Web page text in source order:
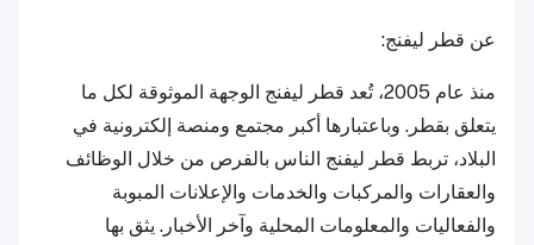
عن قطر ليفنج:
منذ عام 2005، تُعد قطر ليفنج الوجهة الموثوقة لكل ما
يتعلق بقطر. وباعتبارها أكبر مجتمع ومنصة إلكترونية في
البلاد، تربط قطر ليفنج الناس بالفرص من خلال الوظائف
والعقارات والمركبات والخدمات والإعلانات المبوبة
والفعاليات والمعلومات المحلية وآخر الأخبار. يثق بها